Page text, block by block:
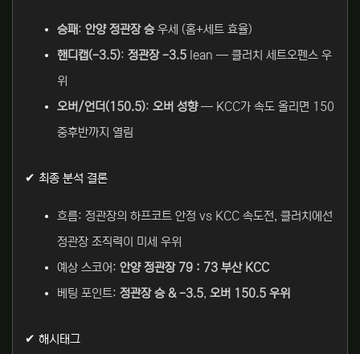
승패: 안양 정관장 승우세 (홈+세트 효율)
핸디캡(-3.5): 정관장 -3.5 lean — 클러치 세트오펜스 우
위
오버/언더(150.5): 오버 성향— KCC가 속도 올리면 150
중후반까지 열림
✔ 최종 분석 결론
흐름: 정관장의 하프코트 안정 vs KCC 속도전, 클러치에선
정관장 조직력이 미세 우위
예상 스코어: 안양 정관장 79 : 73 부산 KCC
베팅 포인트: 정관장 승 & -3.5, 오버 150.5 우위
✔ 해시태그